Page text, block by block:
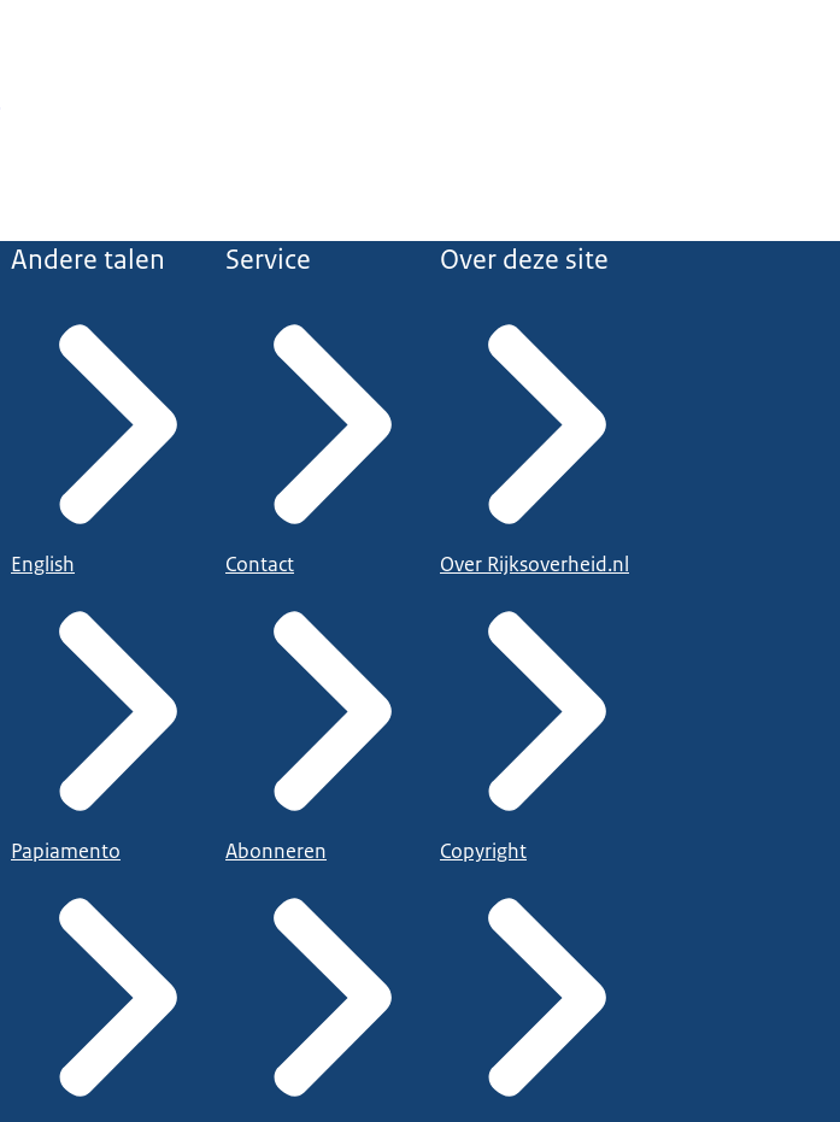
Andere talen
English
Papiamento
Service
Contact
Abonneren
Over deze site
Over Rijksoverheid.nl
Copyright